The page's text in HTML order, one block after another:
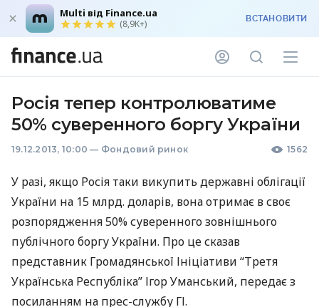
Multi від Finance.ua
(8,9K+) ВСТАНОВИТИ
Росія тепер контролюватиме
50% суверенного боргу України
19.12.2013, 10:00 — Фондовий ринок 1562
У разі, якщо Росія таки викупить державні облігації
України на 15 млрд. доларів, вона отримає в своє
розпорядження 50% суверенного зовнішнього
публічного боргу України. Про це сказав
представник Громадянської Ініціативи “Третя
Українська Республіка” Ігор Уманський, передає з
посиланням на прес-службу ГІ.